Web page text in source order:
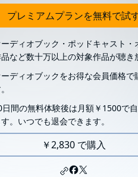
プレミアムプランを無料で試
ディオブック・ポッドキャスト・
など数十万以上の対象作品が聴き
ディオブックをお得な会員価格で
日間の無料体験後は月額￥1500で
す。いつでも退会できます。
￥2,830 で購入